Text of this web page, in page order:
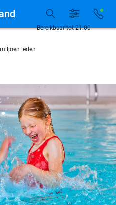
week beschikbaar
leden
week beschikbaar
leden
Bereikbaar tot 21:00